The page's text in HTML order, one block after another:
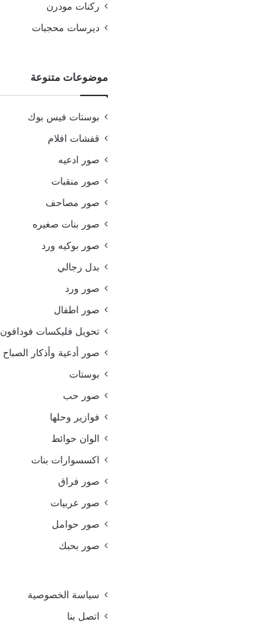
ركنات مودرن
ديرسات محجبات
موضوعات متنوعة
بوستات فيس بوك
قفشات افلام
صور ادعيه
صور منقبات
صور مصاحف
صور بنات صغيره
صور بوكيه ورد
بدل رجالي
صور ورد
صور اطفال
تحويل فليكسات فودافون
صور أدعية وأذكار الصباح
بوستات
صور حب
فوازير وحلها
الوان حوائط
اكسسوارات بنات
صور فراق
صور عربيات
صور حوامل
صور بحبك
سياسة الخصوصية
اتصل بنا